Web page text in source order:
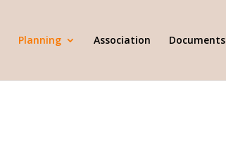
Planning Association Documents